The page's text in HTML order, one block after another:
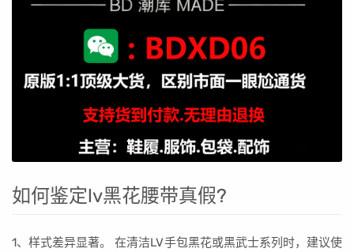
如何鉴定lv黑花腰带真假?
1、样式差异显著。 在清洁LV手包黑花或黑武士系列时，建议使